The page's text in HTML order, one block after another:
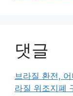
댓글
브라질 환전,
라질 위조지폐